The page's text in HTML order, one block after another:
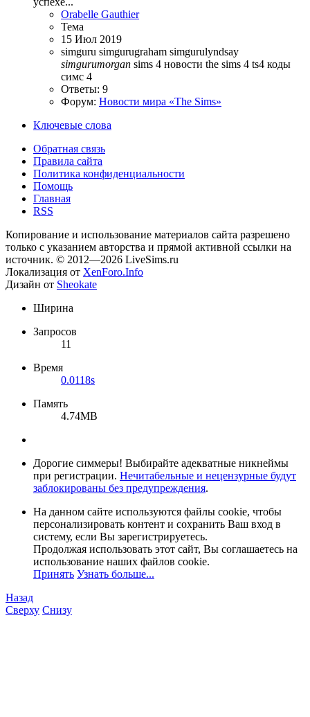
Orabelle Gauthier
Тема
15 Июл 2019
simguru simgurugraham simgurulyndsay
simgurumorgan sims 4 новости the sims 4 ts4 коды
симс 4
Ответы: 9
Форум: Новости мира «The Sims»
Ключевые слова
Обратная связь
Правила сайта
Политика конфиденциальности
Помощь
Главная
RSS
Копирование и использование материалов сайта разрешено
только с указанием авторства и прямой активной ссылки на
источник. © 2012—2026 LiveSims.ru
Локализация от XenForo.Info
Дизайн от Sheokate
Ширина
Запросов
11
Время
0.0118s
Память
4.74MB
Дорогие симмеры! Выбирайте адекватные никнеймы
при регистрации. Нечитабельные и нецензурные будут
заблокированы без предупреждения.
На данном сайте используются файлы cookie, чтобы
персонализировать контент и сохранить Ваш вход в
систему, если Вы зарегистрируетесь.
Продолжая использовать этот сайт, Вы соглашаетесь на
использование наших файлов cookie.
Принять Узнать больше...
Назад
Сверху Снизу